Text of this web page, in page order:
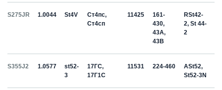
S275JR 1.0044 St4V
Ст4пс,
Ст4сп
11425
161-
430,
43A,
43B
RSt42-
2, St 44-
2
S355J2 1.0577
st52-
3
17ГС,
17Г1С
11531 224-460
ASt52,
St52-3N